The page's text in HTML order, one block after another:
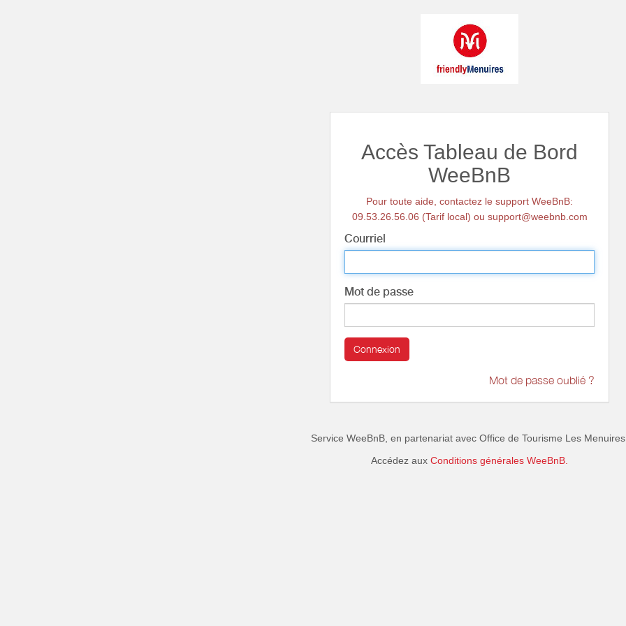
Accès Tableau de Bord
WeeBnB
Pour toute aide, contactez le support WeeBnB:
09.53.26.56.06 (Tarif local) ou support@weebnb.com
Courriel
Mot de passe
Connexion
Mot de passe oublié ?
Service WeeBnB, en partenariat avec Office de Tourisme Les Menuires
Accédez aux Conditions générales WeeBnB.